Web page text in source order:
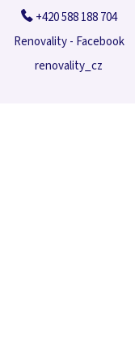
+420 588 188 704
Renovality - Facebook
renovality_cz